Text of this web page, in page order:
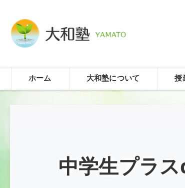
ホーム 大和塾について 授
中学生プラ